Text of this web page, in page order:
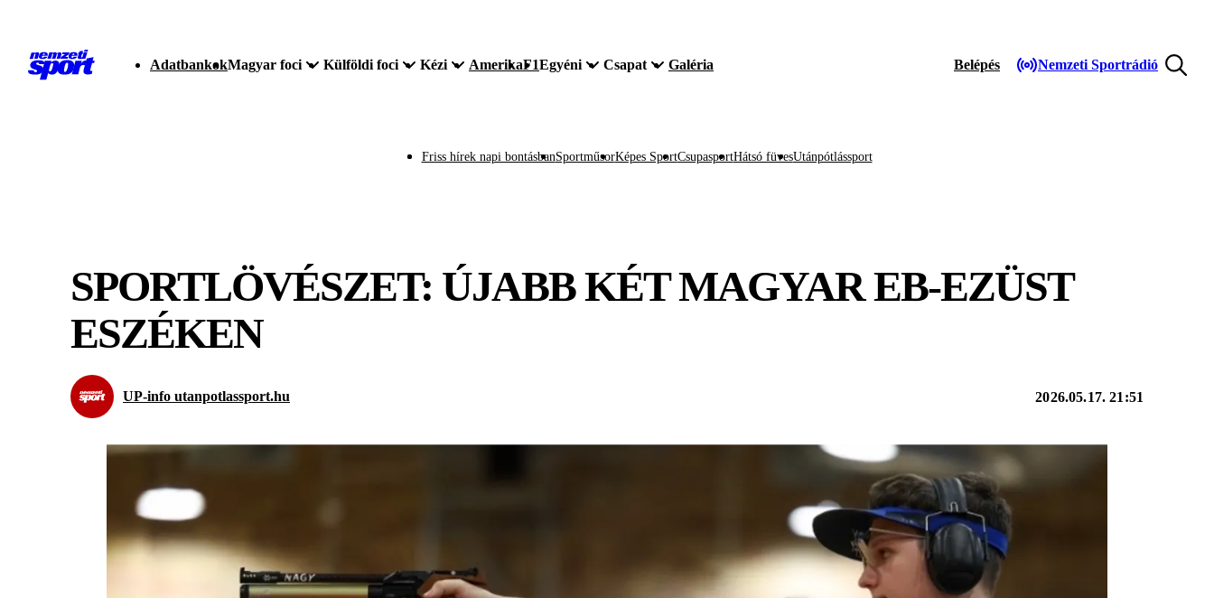
AdatbankokMagyar foci Külföldi foci Kézi AmerikaF1Egyéni Csapat Galéria Belépés Nemzeti Sportrádió
Friss hírek napi bontásbanSportműsorKépes SportCsupasportHátsó füvesUtánpótlássport
SPORTLÖVÉSZET: ÚJABB KÉT MAGYAR EB-EZÜST
ESZÉKEN
UP-info utanpotlassport.hu 2026.05.17. 21:51